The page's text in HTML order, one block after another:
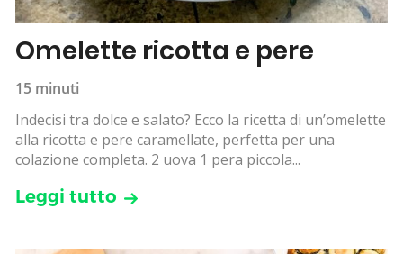
Omelette ricotta e pere
15 minuti
Indecisi tra dolce e salato? Ecco la ricetta di un’omelette
alla ricotta e pere caramellate, perfetta per una
colazione completa. 2 uova 1 pera piccola...
Leggi tutto